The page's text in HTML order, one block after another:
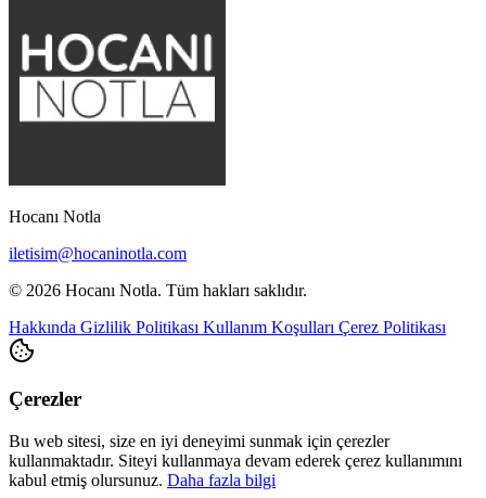
Hocanı Notla
iletisim@hocaninotla.com
© 2026 Hocanı Notla. Tüm hakları saklıdır.
Hakkında Gizlilik Politikası Kullanım Koşulları Çerez Politikası
Çerezler
Bu web sitesi, size en iyi deneyimi sunmak için çerezler
kullanmaktadır. Siteyi kullanmaya devam ederek çerez kullanımını
kabul etmiş olursunuz. Daha fazla bilgi